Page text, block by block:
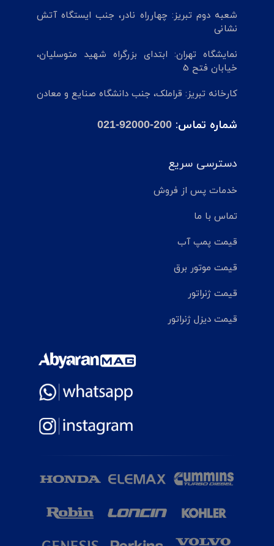
شعبه دوم تبریز: چهارراه نادر، جنب ایستگاه آتش
نشانی
نمایشگاه تهران: ابتدای بزرگراه شهید متوسلیان،
خیابان فتح 5
کارخانه تبریز: قراملک، جنب دانشگاه صنایع و معادن
شماره تماس: 021-92000-200
دسترسی سریع
خدمات پس از فروش
تماس با ما
قیمت پمپ آب
قیمت موتور برق
قیمت ژنراتور
قیمت دیزل ژنراتور